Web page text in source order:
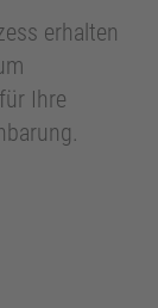
erhalten
Ihre